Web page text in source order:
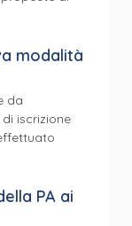
modalità
da
iscrizione
PA ai